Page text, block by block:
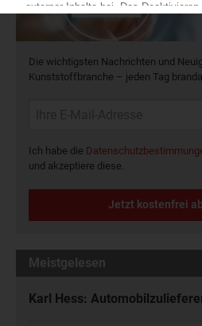
Die wichtigsten Nachrichten und
Kunststoffbranche – jeden Tag
Ich habe die
und akzeptiere diese.
Jetzt kostenfrei
Meistgelesen
Karl Hess: